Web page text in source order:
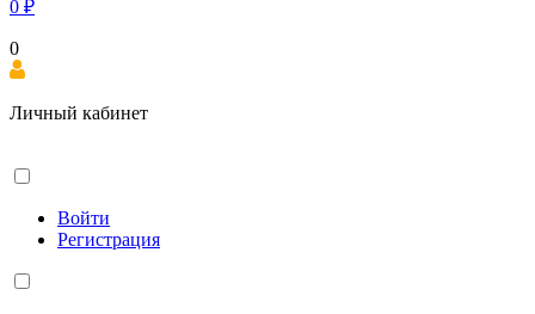
0 ₽
0
Личный кабинет
Войти
Регистрация